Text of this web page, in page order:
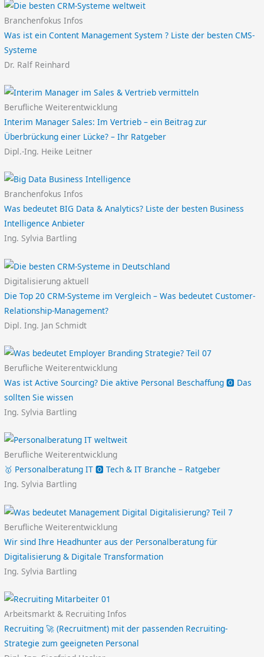
Branchenfokus Infos
Was ist ein Content Management System ? Liste der besten CMS-
Systeme
Dr. Ralf Reinhard
Berufliche Weiterentwicklung
Interim Manager Sales: Im Vertrieb – ein Beitrag zur
Überbrückung einer Lücke? – Ihr Ratgeber
Dipl.-Ing. Heike Leitner
Branchenfokus Infos
Was bedeutet BIG Data & Analytics? Liste der besten Business
Intelligence Anbieter
Ing. Sylvia Bartling
Digitalisierung aktuell
Die Top 20 CRM-Systeme im Vergleich – Was bedeutet Customer-
Relationship-Management?
Dipl. Ing. Jan Schmidt
Berufliche Weiterentwicklung
Was ist Active Sourcing? Die aktive Personal Beschaffung 🅾️ Das
sollten Sie wissen
Ing. Sylvia Bartling
Berufliche Weiterentwicklung
🥇 Personalberatung IT 🅾️ Tech & IT Branche – Ratgeber
Ing. Sylvia Bartling
Berufliche Weiterentwicklung
Wir sind Ihre Headhunter aus der Personalberatung für
Digitalisierung & Digitale Transformation
Ing. Sylvia Bartling
Arbeitsmarkt & Recruiting Infos
Recruiting 🚀 (Recruitment) mit der passenden Recruiting-
Strategie zum geeigneten Personal